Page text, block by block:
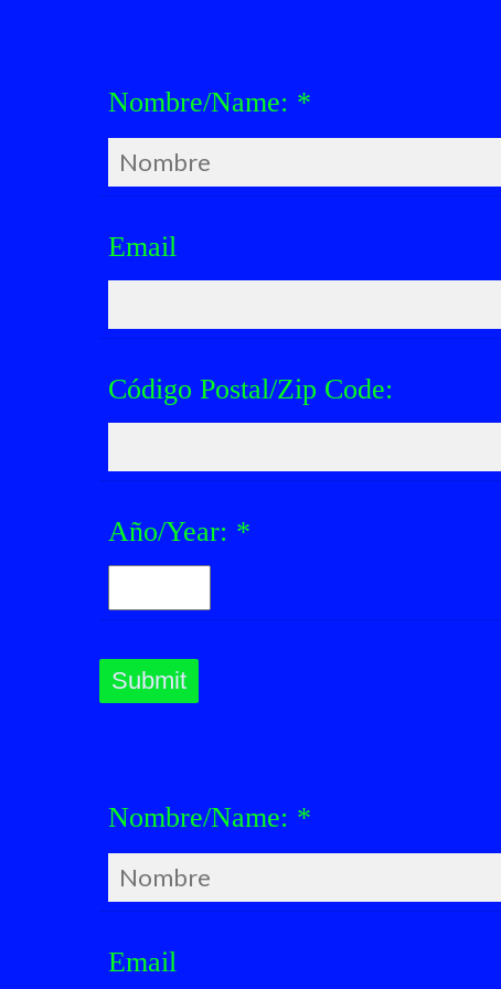
Nombre/Name: *
Email
Código Postal/Zip Code:
Año/Year: *
Nombre/Name: *
Email